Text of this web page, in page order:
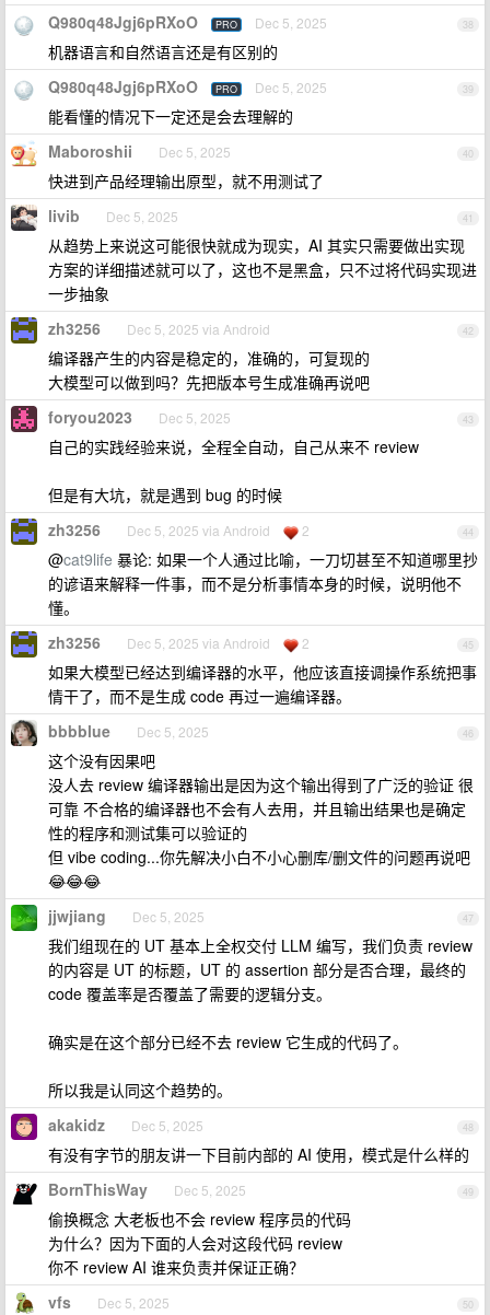
38
Q980q48Jgj6pRXoO PRO Dec 5, 2025
机器语言和自然语言还是有区别的
39
Q980q48Jgj6pRXoO PRO Dec 5, 2025
能看懂的情况下一定还是会去理解的
40
Maboroshii Dec 5, 2025
快进到产品经理输出原型，就不用测试了
41
livib Dec 5, 2025
从趋势上来说这可能很快就成为现实，AI 其实只需要做出实现
方案的详细描述就可以了，这也不是黑盒，只不过将代码实现进
一步抽象
42
zh3256 Dec 5, 2025 via Android
编译器产生的内容是稳定的，准确的，可复现的
大模型可以做到吗？先把版本号生成准确再说吧
43
foryou2023 Dec 5, 2025
自己的实践经验来说，全程全自动，自己从来不 review
但是有大坑，就是遇到 bug 的时候
44
zh3256 Dec 5, 2025 via Android 2
@cat9life 暴论: 如果一个人通过比喻，一刀切甚至不知道哪里抄
的谚语来解释一件事，而不是分析事情本身的时候，说明他不
懂。
45
zh3256 Dec 5, 2025 via Android 2
如果大模型已经达到编译器的水平，他应该直接调操作系统把事
情干了，而不是生成 code 再过一遍编译器。
46
bbbblue Dec 5, 2025
这个没有因果吧
没人去 review 编译器输出是因为这个输出得到了广泛的验证 很
可靠 不合格的编译器也不会有人去用，并且输出结果也是确定
性的程序和测试集可以验证的
但 vibe coding...你先解决小白不小心删库/删文件的问题再说吧
😂😂😂
47
jjwjiang Dec 5, 2025
我们组现在的 UT 基本上全权交付 LLM 编写，我们负责 review
的内容是 UT 的标题，UT 的 assertion 部分是否合理，最终的
code 覆盖率是否覆盖了需要的逻辑分支。
确实是在这个部分已经不去 review 它生成的代码了。
所以我是认同这个趋势的。
48
akakidz Dec 5, 2025
有没有字节的朋友讲一下目前内部的 AI 使用，模式是什么样的
49
BornThisWay Dec 5, 2025
偷换概念 大老板也不会 review 程序员的代码
为什么？因为下面的人会对这段代码 review
你不 review AI 谁来负责并保证正确？
50
vfs Dec 5, 2025